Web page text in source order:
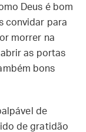
Deus é bom
convidar para
morrer na
as portas
bons
de
de gratidão